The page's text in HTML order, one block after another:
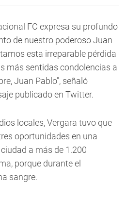
FC expresa su profundo
de nuestro poderoso Juan
esta irreparable pérdida
más sentidas condolencias a
Juan Pablo", señaló
publicado en Twitter.
locales, Vergara tuvo que
oportunidades en una
a más de 1.200
porque durante el
sangre.